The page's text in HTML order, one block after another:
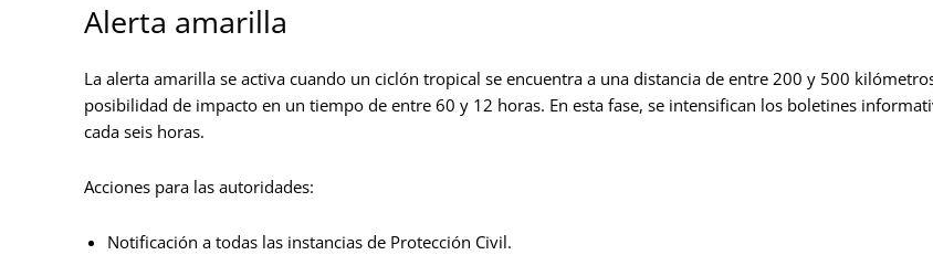
Alerta amarilla
La alerta amarilla se activa cuando un ciclón tropical se encuentra a una distancia de entre 200 y 500
posibilidad de impacto en un tiempo de entre 60 y 12 horas. En esta fase, se intensifican los boletines
cada seis horas.
Acciones para las autoridades:
Notificación a todas las instancias de Protección Civil.